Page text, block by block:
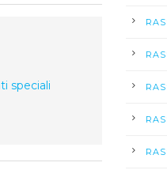
speciali